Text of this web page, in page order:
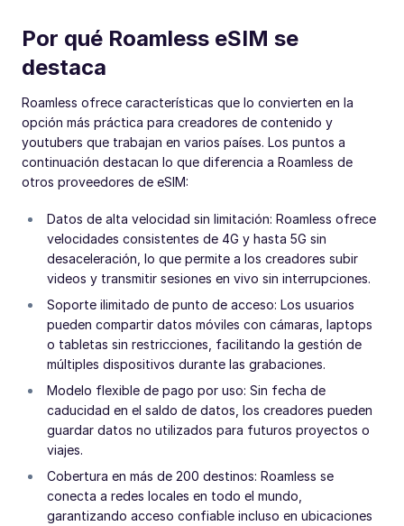
Por qué Roamless eSIM se
destaca
Roamless ofrece características que lo convierten en la
opción más práctica para creadores de contenido y
youtubers que trabajan en varios países. Los puntos a
continuación destacan lo que diferencia a Roamless de
otros proveedores de eSIM:
Datos de alta velocidad sin limitación: Roamless ofrece
velocidades consistentes de 4G y hasta 5G sin
desaceleración, lo que permite a los creadores subir
videos y transmitir sesiones en vivo sin interrupciones.
Soporte ilimitado de punto de acceso: Los usuarios
pueden compartir datos móviles con cámaras, laptops
o tabletas sin restricciones, facilitando la gestión de
múltiples dispositivos durante las grabaciones.
Modelo flexible de pago por uso: Sin fecha de
caducidad en el saldo de datos, los creadores pueden
guardar datos no utilizados para futuros proyectos o
viajes.
Cobertura en más de 200 destinos: Roamless se
conecta a redes locales en todo el mundo,
garantizando acceso confiable incluso en ubicaciones